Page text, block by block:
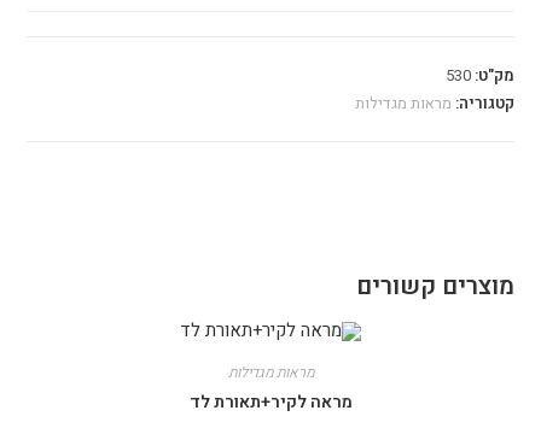
מק"ט:530
קטגוריה: מראות מגדילות
מוצרים קשורים
מראות מגדילות
מראה לקיר+תאורת לד